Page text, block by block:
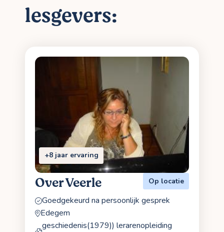
lesgevers:
+8 jaar ervaring
Over Veerle Op locatie
Goedgekeurd na persoonlijk gesprek
Edegem
geschiedenis(1979)) lerarenopleiding